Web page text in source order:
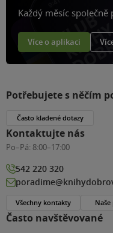
Každý měsíc
Více o aplikaci
Často navštěvované
Potřebujete s něčím
Často kladené dotazy
Kontaktujte nás
Po–Pá: 8:00–17:00
542 220 320
Všechny kontakty